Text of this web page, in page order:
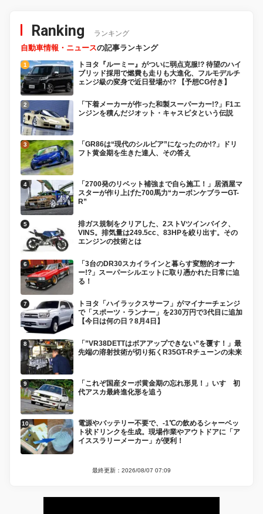
Ranking ランキング
自動車情報・ニュースの記事ランキング
トヨタ『ルーミー』がついに弱点克服!? 待望のハイ
ブリッド採用で燃費も走りも大進化、フルモデルチ
ェンジ級の変身で近日登場か!? 【予想CG付き】
「下着メーカーが作った和製スーパーカー!?」F1エ
ンジンを積んだジオット・キャスピタという伝説
「GR86は“現代のシルビア”になったのか!?」ドリ
フト黄金期を生きた達人、その答え
「2700発のリベット補強まで自ら施工！」居酒屋マ
スターが作り上げた700馬力“カーボンケブラーGT-
R”
排ガス規制をクリアした、2ストVツインバイク、
VINS。排気量は249.5cc、83HPを絞り出す。その
エンジンの技術とは
「3台のDR30スカイラインと暮らす変態的オーナ
ー!?」スーパーシルエットに取り憑かれた日常に迫
る！
トヨタ「ハイラックスサーフ」がマイナーチェンジ
で「スポーツ・ランナー」を230万円で3代目に追加
【今日は何の日？8月4日】
「”VR38DETTはボアアップできない”を覆す！」最
先端の溶射技術が切り拓くR35GT-Rチューンの未来
「これぞ国産ターボ黄金期の忘れ形見！」いすゞ初
代アスカ最終進化形を追う
電源やバッテリー不要で、-1℃の飲めるシャーベッ
ト状ドリンクを生成。現場作業やアウトドアに「ア
イススラリーメーカー」が便利！
最終更新：2026/08/07 07:09